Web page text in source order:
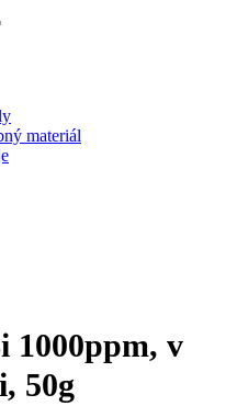
materiál
1000ppm, v
50g